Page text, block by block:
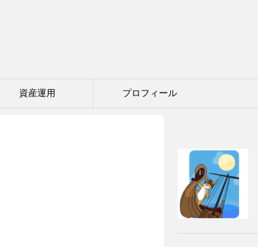
資産運用 プロフィール